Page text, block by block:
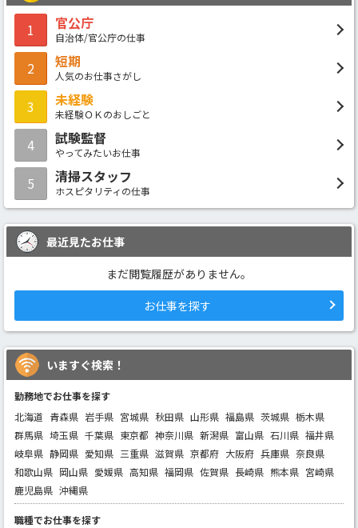
1 官公庁
自治体/官公庁の仕事
2 短期
人気のお仕事さがし
3 未経験
未経験ＯＫのおしごと
4 試験監督
やってみたいお仕事
5 清掃スタッフ
ホスピタリティの仕事
最近見たお仕事
まだ閲覧履歴がありません。
お仕事を探す
いますぐ検索！
勤務地でお仕事を探す
北海道 青森県 岩手県 宮城県 秋田県 山形県 福島県 茨城県 栃木県
群馬県 埼玉県 千葉県 東京都 神奈川県 新潟県 富山県 石川県 福井県
岐阜県 静岡県 愛知県 三重県 滋賀県 京都府 大阪府 兵庫県 奈良県
和歌山県 岡山県 愛媛県 高知県 福岡県 佐賀県 長崎県 熊本県 宮崎県
鹿児島県 沖縄県
職種でお仕事を探す